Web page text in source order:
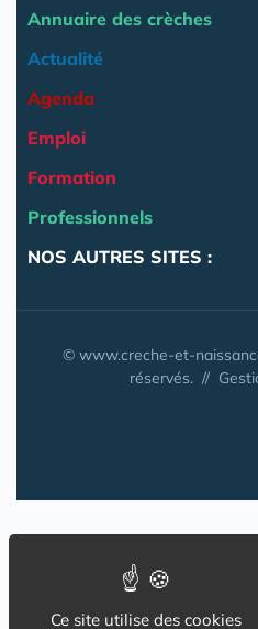
Annuaire des crèches
Actualité
Agenda
Emploi
Formation
Professionnels
NOS AUTRES SITES :
© www.creche-et-
réservés. //
Ce site utilise des cookies